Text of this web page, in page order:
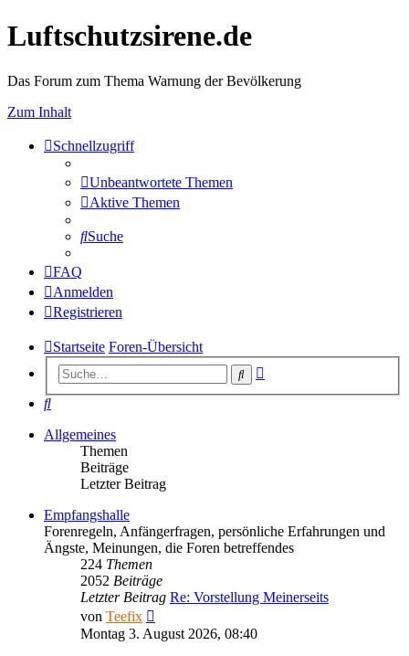
Luftschutzsirene.de
Das Forum zum Thema Warnung der Bevölkerung
Zum Inhalt
Schnellzugriff
Unbeantwortete Themen
Aktive Themen
Suche
FAQ
Anmelden
Registrieren
Startseite Foren-Übersicht
Suche
Suche
Allgemeines
Themen
Beiträge
Letzter Beitrag
Empfangshalle
Forenregeln, Anfängerfragen, persönliche Erfahrungen und
Ängste, Meinungen, die Foren betreffendes
224 Themen
2052 Beiträge
Letzter Beitrag Re: Vorstellung Meinerseits
von Teefix
Beitrag
Montag 3. August 2026, 08:40